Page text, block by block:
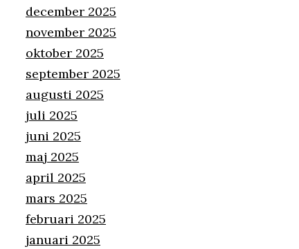
december 2025
november 2025
oktober 2025
september 2025
augusti 2025
juli 2025
juni 2025
maj 2025
april 2025
mars 2025
februari 2025
januari 2025